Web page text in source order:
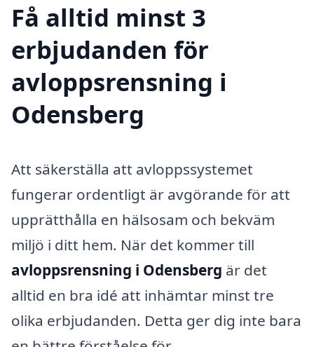
Få alltid minst 3
erbjudanden för
avloppsrensning i
Odensberg
Att säkerställa att avloppssystemet
fungerar ordentligt är avgörande för att
upprätthålla en hälsosam och bekväm
miljö i ditt hem. När det kommer till
avloppsrensning i Odensberg är det
alltid en bra idé att inhämtar minst tre
olika erbjudanden. Detta ger dig inte bara